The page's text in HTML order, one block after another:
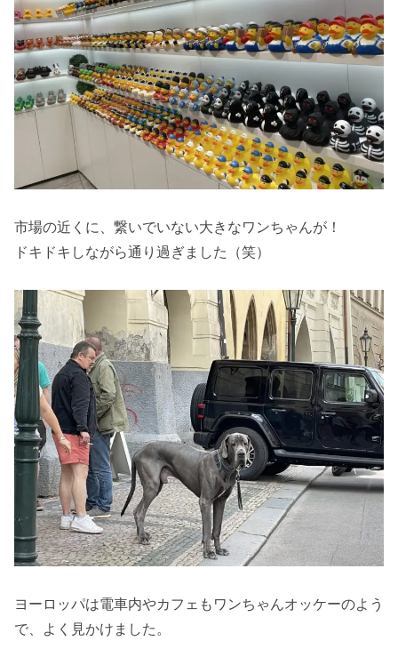
市場の近くに、繋いでいない大きなワンちゃんが！
ドキドキしながら通り過ぎました（笑）
ヨーロッパは電車内やカフェもワンちゃんオッケーのよう
で、よく見かけました。